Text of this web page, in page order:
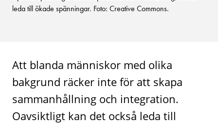
leda till ökade spänningar. Foto: Creative Commons.
Att blanda människor med olika
bakgrund räcker inte för att skapa
sammanhållning och integration.
Oavsiktligt kan det också leda till